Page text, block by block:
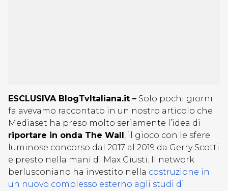
ESCLUSIVA BlogTvItaliana.it – Solo pochi giorni
fa avevamo raccontato in un nostro articolo che
Mediaset ha preso molto seriamente l’idea di
riportare in onda The Wall , il gioco con le sfere
luminose concorso dal 2017 al 2019 da Gerry Scotti
e presto nella mani di Max Giusti. Il network
berlusconiano ha investito nella costruzione in
un nuovo complesso esterno agli studi di